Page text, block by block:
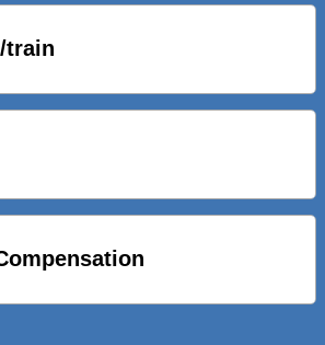
CONSEGNA ALLA CITTA’ LE NOVE
SHARING A POTENZA CON
FAL SCONTI SULL’UTILIZZO DELLE
train